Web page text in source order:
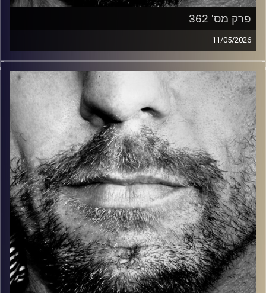
פרק מס' 362
11/05/2026
זיפים, מוזיקה מחוספסת של הופעות חיות. הרבה ג'אם, רוק,
בלוז, bluegrass, ג'אז, Fאנק, פרוגרסיב ואפילו אלקטרוניקה.
כל מה שחי, אמיתי ונושם.
עם שמוליק רגב.
קרדיט תמונות: David Goehring